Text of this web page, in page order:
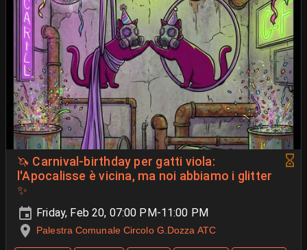
🦄 Carnival-birthday per gatti viola:
l'Apocalisse è vicina, ma noi abbiamo i glitter
✨
Friday, Feb 20, 07:00 PM-11:00 PM
Palestra Comunale Circolo G.Dozza ATC